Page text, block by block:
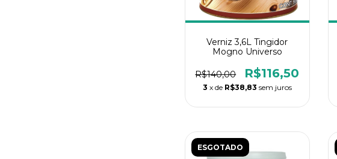
Verniz 3,6L Tingidor
Mogno Universo
R$140,00 R$116,50
3 x de R$38,83 sem juros
ESGOTADO